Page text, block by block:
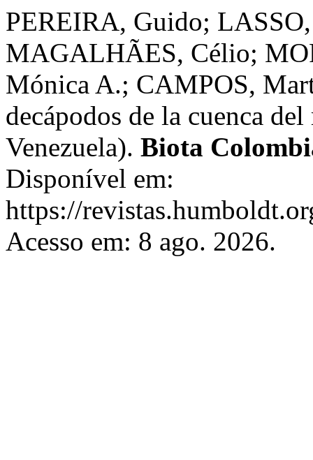
PEREIRA, Guido;
MAGALHÃES, Célio;
Mónica A.; CAMPOS,
decápodos de la cuenca
Venezuela). Biota
Disponível em:
https://
Acesso em: 8 ago. 2026.